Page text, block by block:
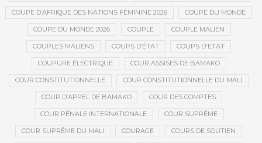
COUPE D’AFRIQUE DES NATIONS FÉMININE 2026 COUPE DU MONDE
COUPE DU MONDE 2026 COUPLE COUPLE MALIEN
COUPLES MALIENS COUPS D’ÉTAT COUPS D'ETAT
COUPURE ÉLECTRIQUE COUR ASSISES DE BAMAKO
COUR CONSTITUTIONNELLE COUR CONSTITUTIONNELLE DU MALI
COUR D’APPEL DE BAMAKO COUR DES COMPTES
COUR PÉNALE INTERNATIONALE COUR SUPRÊME
COUR SUPRÊME DU MALI COURAGE COURS DE SOUTIEN